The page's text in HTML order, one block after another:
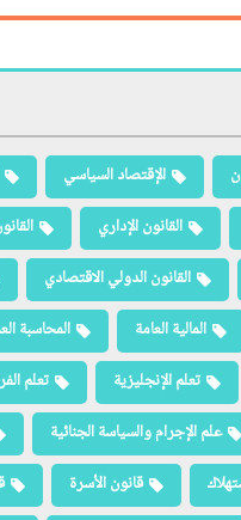
الإقتصاد السياسي
القانون الإداري
القانون الدولي الاقتصادي
المالية العامة المحاسبة
تعلم الإنجليزية تعلم
علم الإجرام والسياسة الجنائية
قانون الأسرة